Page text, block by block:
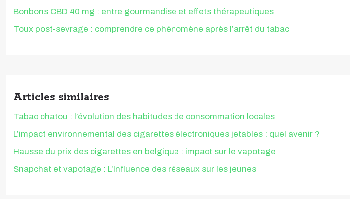
Bonbons CBD 40 mg : entre gourmandise et effets thérapeutiques
Toux post-sevrage : comprendre ce phénomène après l’arrêt du tabac
Articles similaires
Tabac chatou : l’évolution des habitudes de consommation locales
L’impact environnemental des cigarettes électroniques jetables : quel avenir ?
Hausse du prix des cigarettes en belgique : impact sur le vapotage
Snapchat et vapotage : L’Influence des réseaux sur les jeunes